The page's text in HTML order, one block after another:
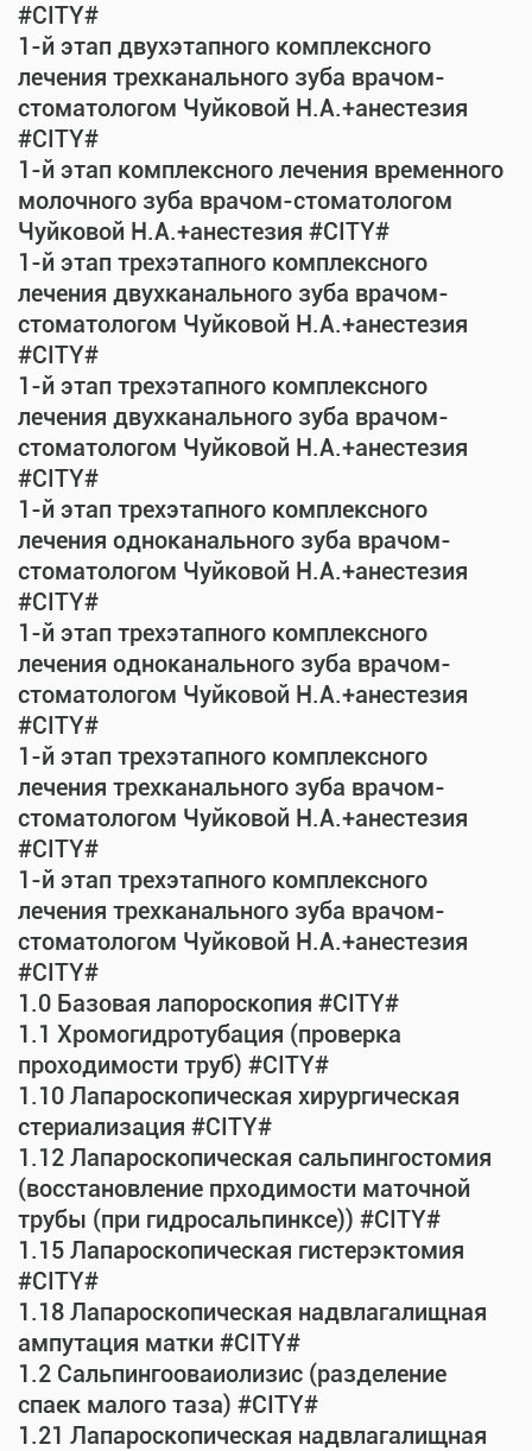
#CITY#
1-й этап двухэтапного комплексного
лечения трехканального зуба врачом-
стоматологом Чуйковой Н.А.+анестезия
#CITY#
1-й этап комплексного лечения временного
молочного зуба врачом-стоматологом
Чуйковой Н.А.+анестезия #CITY#
1-й этап трехэтапного комплексного
лечения двухканального зуба врачом-
стоматологом Чуйковой Н.А.+анестезия
#CITY#
1-й этап трехэтапного комплексного
лечения двухканального зуба врачом-
стоматологом Чуйковой Н.А.+анестезия
#CITY#
1-й этап трехэтапного комплексного
лечения одноканального зуба врачом-
стоматологом Чуйковой Н.А.+анестезия
#CITY#
1-й этап трехэтапного комплексного
лечения одноканального зуба врачом-
стоматологом Чуйковой Н.А.+анестезия
#CITY#
1-й этап трехэтапного комплексного
лечения трехканального зуба врачом-
стоматологом Чуйковой Н.А.+анестезия
#CITY#
1-й этап трехэтапного комплексного
лечения трехканального зуба врачом-
стоматологом Чуйковой Н.А.+анестезия
#CITY#
1.0 Базовая лапороскопия #CITY#
1.1 Хромогидротубация (проверка
проходимости труб) #CITY#
1.10 Лапароскопическая хирургическая
стериализация #CITY#
1.12 Лапароскопическая сальпингостомия
(восстановление прходимости маточной
трубы (при гидросальпинксе)) #CITY#
1.15 Лапароскопическая гистерэктомия
#CITY#
1.18 Лапароскопическая надвлагалищная
ампутация матки #CITY#
1.2 Сальпингооваиолизис (разделение
спаек малого таза) #CITY#
1.21 Лапароскопическая надвлагалищная